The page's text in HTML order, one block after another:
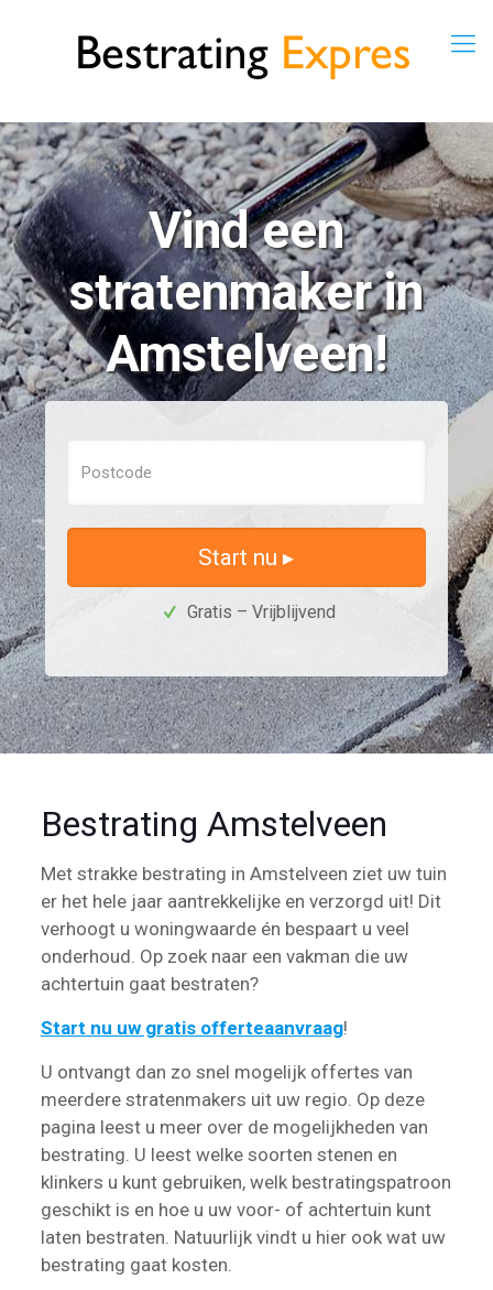
Vind een
stratenmaker in
Amstelveen!
Start nu ▸
Gratis – Vrijblijvend
Bestrating Amstelveen
Met strakke bestrating in Amstelveen ziet uw tuin
er het hele jaar aantrekkelijke en verzorgd uit! Dit
verhoogt u woningwaarde én bespaart u veel
onderhoud. Op zoek naar een vakman die uw
achtertuin gaat bestraten?
Start nu uw gratis offerteaanvraag!
U ontvangt dan zo snel mogelijk offertes van
meerdere stratenmakers uit uw regio. Op deze
pagina leest u meer over de mogelijkheden van
bestrating. U leest welke soorten stenen en
klinkers u kunt gebruiken, welk bestratingspatroon
geschikt is en hoe u uw voor- of achtertuin kunt
laten bestraten. Natuurlijk vindt u hier ook wat uw
bestrating gaat kosten.